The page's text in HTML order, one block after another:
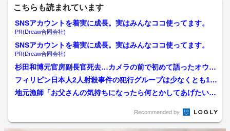
こちらも読まれています
SNSアカウントを着実に成長。実はみんなココ使ってます。
PR(Dreaw合同会社)
SNSアカウントを着実に成長。実はみんなココ使ってます。
PR(Dreaw合同会社)
杉田和博元官房副長官死去…カメラの前で初めて語ったオウム
真理教事件、警察庁長官銃...
フィリピン日本人2人射殺事件の犯行グループは少なくとも10
人か 役割分担し“偽名...
地元漁師「お父さんの気持ちになったら何とかしてあげたい」
Recommended by